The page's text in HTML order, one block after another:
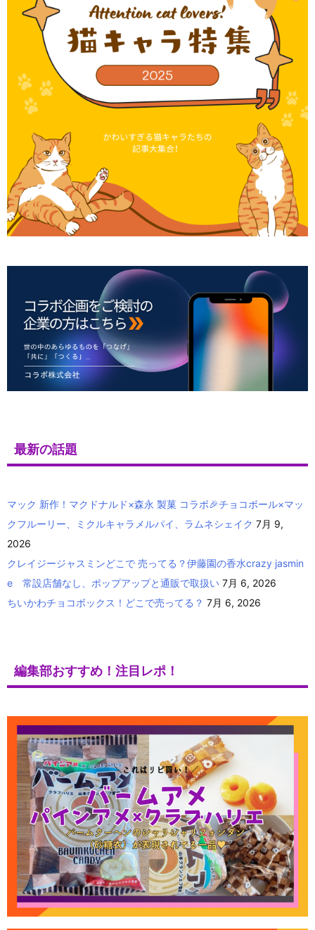
最新の話題
マック 新作！マクドナルド×森永 製菓 コラボ🎉チョコボール×マッ
クフルーリー、ミクルキャラメルパイ、ラムネシェイク 7月 9,
2026
クレイジージャスミンどこで 売ってる？伊藤園の香水crazy jasmin
e 常設店舗なし、ポップアップと通販で取扱い 7月 6, 2026
ちいかわチョコボックス！どこで売ってる？ 7月 6, 2026
編集部おすすめ！注目レポ！